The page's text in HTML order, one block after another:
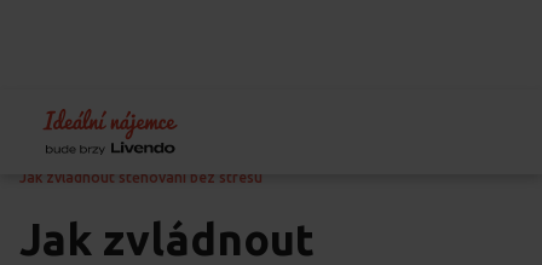
Home Blog
Předcházení problémům
Jak zvládnout stěhování bez stresu
Jak zvládnout